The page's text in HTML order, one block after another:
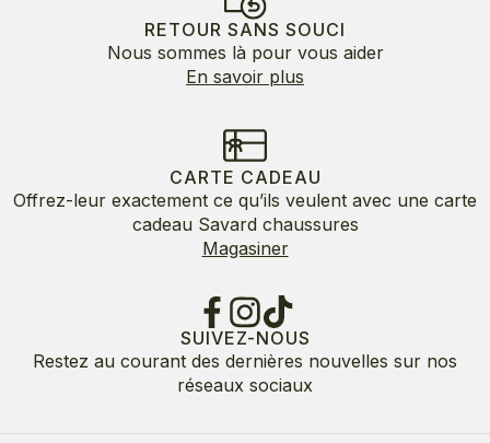
RETOUR SANS SOUCI
Nous sommes là pour vous aider
En savoir plus
CARTE CADEAU
Offrez-leur exactement ce qu’ils veulent avec une carte
cadeau Savard chaussures
Magasiner
SUIVEZ-NOUS
Restez au courant des dernières nouvelles sur nos
réseaux sociaux